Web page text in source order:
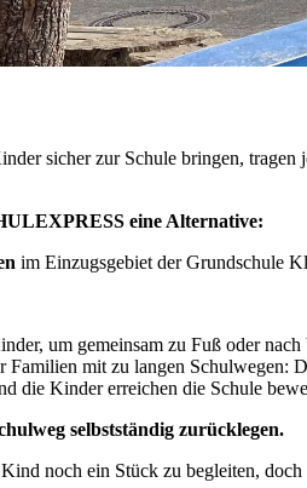
si­cher zur Schu­le brin­gen,
eine Al­ter­na­ti­ve:
im Ein­zugs­ge­biet der Grund­schu­le
um ge­mein­sam zu Fuß oder
Fa­mi­li­en mit zu lan­gen Schul­we­gen:
die Kin­der er­rei­chen die Schu­le
selbst­stän­dig zu­rück­le­gen.
noch ein Stück zu be­glei­ten,